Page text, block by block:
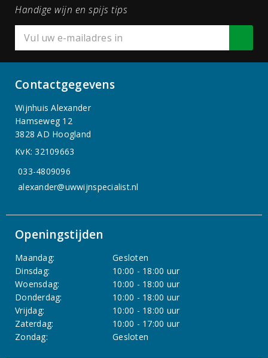
Handige wijn en spijs tips
Contactgegevens
Wijnhuis Alexander
Hamseweg 12
3828 AD Hoogland
KvK: 32109663
033-4809096
alexander@uwwijnspecialist.nl
Openingstijden
Maandag:
Gesloten
Dinsdag:
10:00 - 18:00 uur
Woensdag:
10:00 - 18:00 uur
Donderdag:
10:00 - 18:00 uur
Vrijdag:
10:00 - 18:00 uur
Zaterdag:
10:00 - 17:00 uur
Zondag:
Gesloten